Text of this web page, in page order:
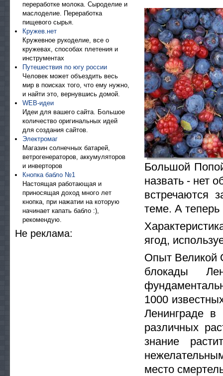
Большой
назвать - нет
встречаются
теме. А теперь
ягод,
Опыт Великой
блокады
1000
Ленинграде в
различных
знание
место
переработке молока. Сыроделие и
маслоделие. Переработка
пищевого сырья.
Кружев.нет
Кружевное рукоделие, все о
кружевах, способах плетения и
инструментах
Путешествия по югу россии
Человек может объездить весь
мир в поисках того, что ему нужно,
и найти это, вернувшись домой.
WEB-идеи
Идеи для вашего сайта. Большое
количество оригинальных идей
для создания сайтов.
Электромаг
Магазин солнечных батарей,
ветрогенераторов, аккумуляторов
и инверторов
Кнопка бабло №1
Настоящая работающая и
приносящая доход много лет
кнопка, при нажатии на которую
начинает капать бабло :),
рекомендую.
He peклaмa: